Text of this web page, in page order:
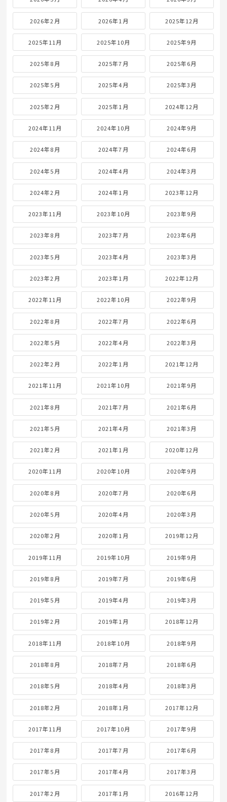
2026年2月 2026年1月 2025年12月
2025年11月 2025年10月 2025年9月
2025年8月 2025年7月 2025年6月
2025年5月 2025年4月 2025年3月
2025年2月 2025年1月 2024年12月
2024年11月 2024年10月 2024年9月
2024年8月 2024年7月 2024年6月
2024年5月 2024年4月 2024年3月
2024年2月 2024年1月 2023年12月
2023年11月 2023年10月 2023年9月
2023年8月 2023年7月 2023年6月
2023年5月 2023年4月 2023年3月
2023年2月 2023年1月 2022年12月
2022年11月 2022年10月 2022年9月
2022年8月 2022年7月 2022年6月
2022年5月 2022年4月 2022年3月
2022年2月 2022年1月 2021年12月
2021年11月 2021年10月 2021年9月
2021年8月 2021年7月 2021年6月
2021年5月 2021年4月 2021年3月
2021年2月 2021年1月 2020年12月
2020年11月 2020年10月 2020年9月
2020年8月 2020年7月 2020年6月
2020年5月 2020年4月 2020年3月
2020年2月 2020年1月 2019年12月
2019年11月 2019年10月 2019年9月
2019年8月 2019年7月 2019年6月
2019年5月 2019年4月 2019年3月
2019年2月 2019年1月 2018年12月
2018年11月 2018年10月 2018年9月
2018年8月 2018年7月 2018年6月
2018年5月 2018年4月 2018年3月
2018年2月 2018年1月 2017年12月
2017年11月 2017年10月 2017年9月
2017年8月 2017年7月 2017年6月
2017年5月 2017年4月 2017年3月
2017年2月 2017年1月 2016年12月